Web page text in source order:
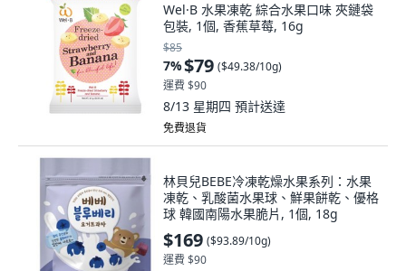
Wel·B 水果凍乾 綜合水果口味 夾鏈袋
包裝, 1個, 香蕉草莓, 16g
$85
7%$79 ($49.38/10g)
運費 $90
8/13 星期四 預計送達
免費退貨
林貝兒BEBE冷凍乾燥水果系列：水果
凍乾、乳酸菌水果球、鮮果餅乾、優格
球 韓國南陽水果脆片, 1個, 18g
$169 ($93.89/10g)
運費 $90